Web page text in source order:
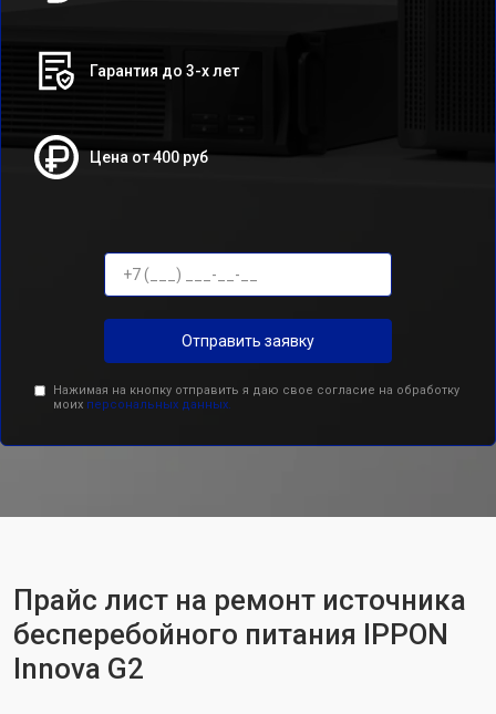
Гарантия до 3-х лет
Цена от 400 руб
Отправить заявку
Нажимая на кнопку отправить я даю свое согласие на обработку
моих персональных данных.
Прайс лист на ремонт источника
бесперебойного питания IPPON
Innova G2